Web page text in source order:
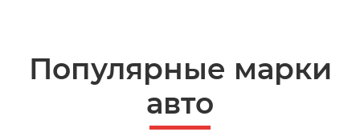
Популярные марки
авто